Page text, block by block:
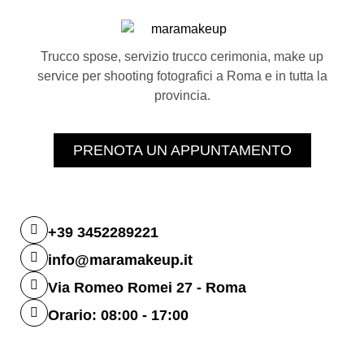
Trucco spose, servizio trucco cerimonia, make up
service per shooting fotografici a Roma e in tutta la
provincia.
PRENOTA UN APPUNTAMENTO
+39 3452289221
info@maramakeup.it
Via Romeo Romei 27 - Roma
Orario: 08:00 - 17:00